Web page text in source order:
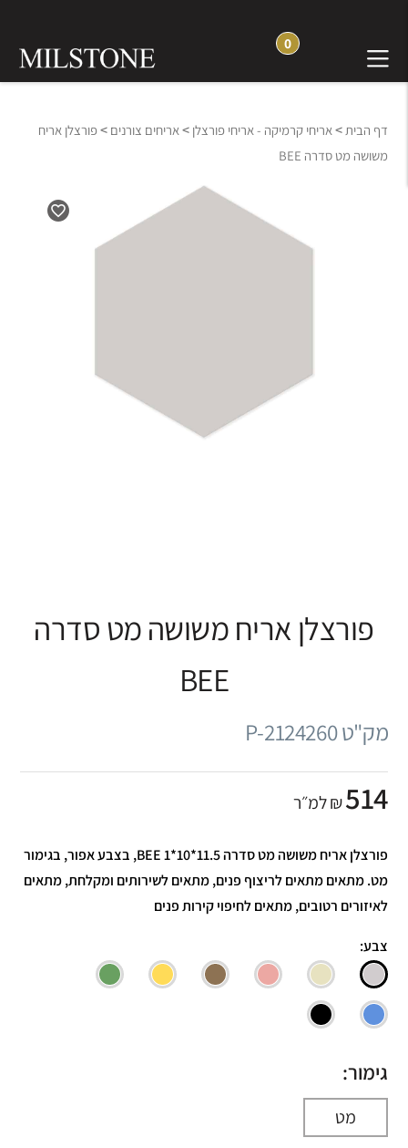
0
דף הבית> אריחי קרמיקה - אריחי פורצלן > אריחים צורנים >פורצלן אריח
משושה מט סדרה BEE
פורצלן אריח משושה מט סדרה
BEE
מק"ט P-2124260
514₪ למ״ר
פורצלן אריח משושה מט סדרה BEE 1*10*11.5, בצבע אפור, בגימור
מט. מתאים מתאים לריצוף פנים, מתאים לשירותים ומקלחת, מתאים
לאיזורים רטובים, מתאים לחיפוי קירות פנים
צבע:
גימור:
מט